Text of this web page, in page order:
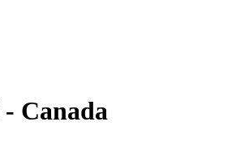
- Canada